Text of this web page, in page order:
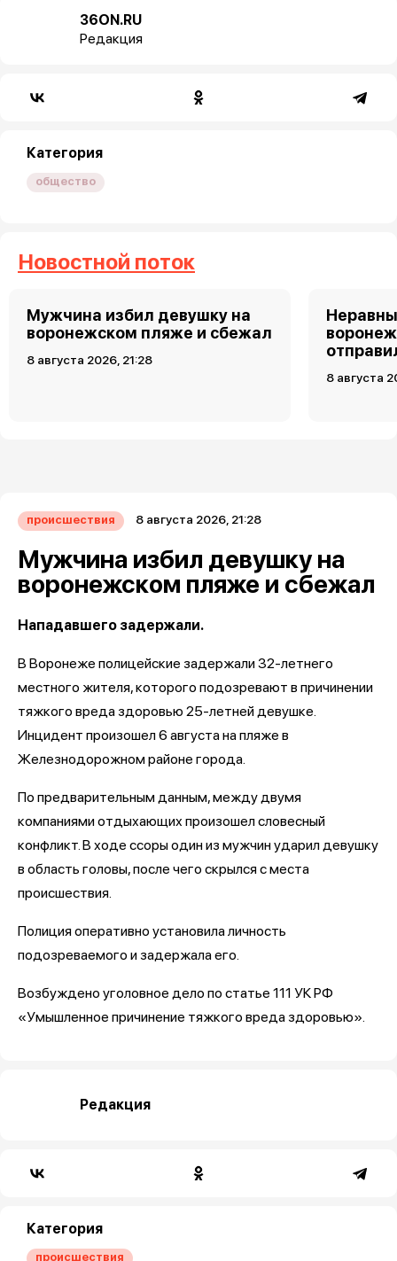
36ON.RU
Редакция
Категория
общество
Новостной поток
Мужчина избил девушку на
воронежском пляже и сбежал
8 августа 2026, 21:28
8 августа
происшествия 8 августа 2026, 21:28
Мужчина избил девушку на
воронежском пляже и сбежал
Нападавшего задержали.
В Воронеже полицейские задержали 32-летнего
местного жителя, которого подозревают в причинении
тяжкого вреда здоровью 25-летней девушке.
Инцидент произошел 6 августа на пляже в
Железнодорожном районе города.
По предварительным данным, между двумя
компаниями отдыхающих произошел словесный
конфликт. В ходе ссоры один из мужчин ударил девушку
в область головы, после чего скрылся с места
происшествия.
Полиция оперативно установила личность
подозреваемого и задержала его.
Возбуждено уголовное дело по статье 111 УК РФ
«Умышленное причинение тяжкого вреда здоровью».
Редакция
Категория
происшествия